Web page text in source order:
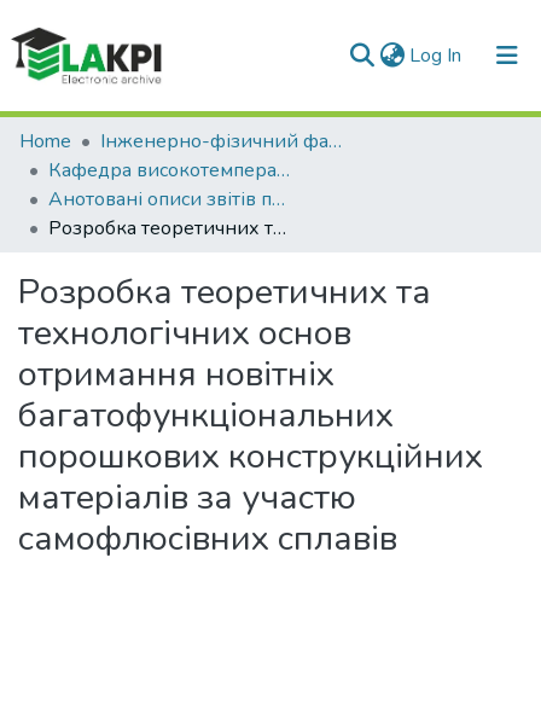
Log In (current)
Statistics
Home
Інженерно-фізичний факультет (ІФФ)
Кафедра високотемпературних матеріалів та порошкової металургії (ВМПМ ІФФ)
Анотовані описи звітів про НДР (ВМПМ ІФФ)
Розробка теоретичних та технологічних основ отримання новітніх багатофункціональних порошкових конструкційних матеріалів за участю самофлюсівних сплавів
Розробка теоретичних та
технологічних основ
отримання новітніх
багатофункціональних
порошкових конструкційних
матеріалів за участю
самофлюсівних сплавів